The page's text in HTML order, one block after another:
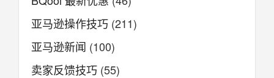
亚马逊操作技巧 (211)
亚马逊新闻 (100)
卖家反馈技巧 (55)